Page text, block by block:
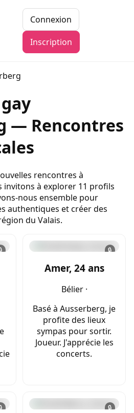
Connexion
Inscription
— Rencontres
rencontres à
invitons à explorer 11 profils
nous ensemble pour
authentiques et créer des
du Valais.
🔒
Amer, 24 ans
Bélier ·
Basé à Ausserberg, je
profite des lieux
sympas pour sortir.
Joueur. J'apprécie les
concerts.
🔒